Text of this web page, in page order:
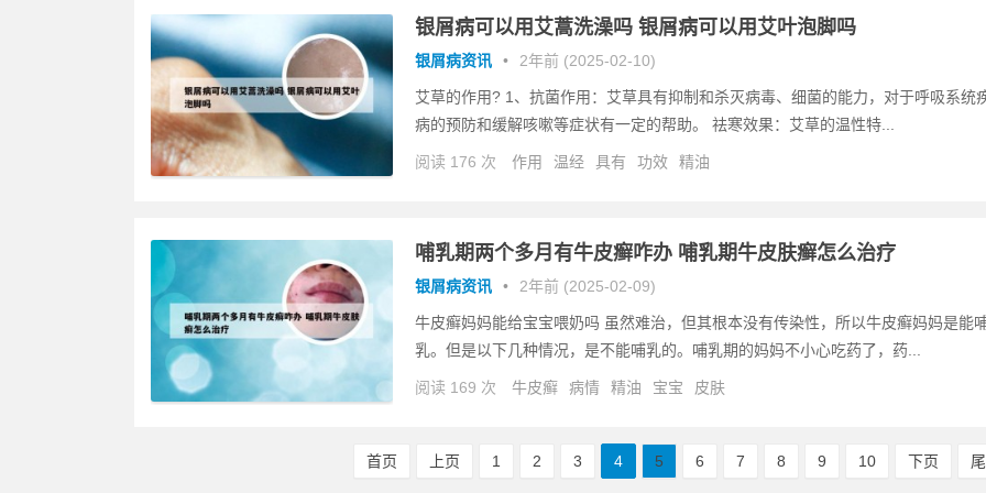
银屑病可以用艾蒿洗澡吗 银屑病可以用艾叶泡脚吗
银屑病资讯 • 2年前 (2025-02-10)
艾草的作用? 1、抗菌作用：艾草具有抑制和杀灭病毒、细菌的能力，对于呼吸系统
病的预防和缓解咳嗽等症状有一定的帮助。 祛寒效果：艾草的温性特...
阅读 176 次 作用 温经 具有 功效 精油
哺乳期两个多月有牛皮癣咋办 哺乳期牛皮肤癣怎么治疗
银屑病资讯 • 2年前 (2025-02-09)
牛皮癣妈妈能给宝宝喂奶吗 虽然难治，但其根本没有传染性，所以牛皮癣妈妈是能
乳。但是以下几种情况，是不能哺乳的。哺乳期的妈妈不小心吃药了，药...
阅读 169 次 牛皮癣 病情 精油 宝宝 皮肤
首页 上页 1 2 3 4 5 6 7 8 9 10 下页